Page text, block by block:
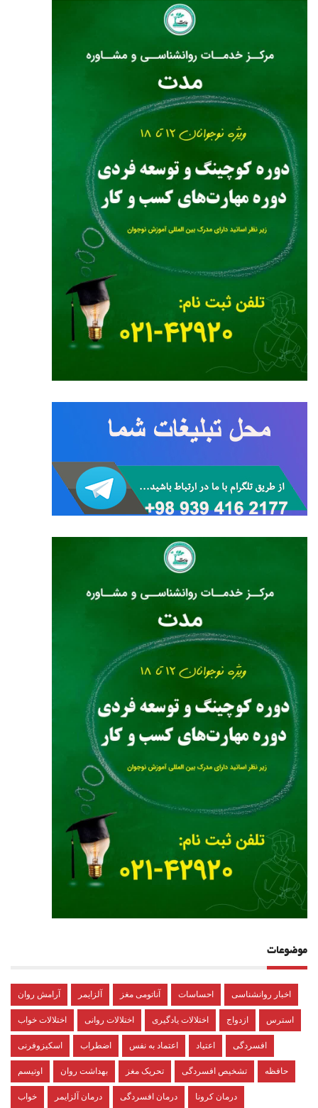
موضوعات
آرامش روان آلزایمر آناتومی مغز احساسات اخبار روانشناسی
اختلالات خواب اختلالات روانی اختلالات یادگیری ازدواج استرس
اسکیزوفرنی اضطراب اعتماد به نفس اعتیاد افسردگی
اوتیسم بهداشت روان تحریک مغز تشخیص افسردگی حافظه
خواب درمان آلزایمر درمان افسردگی درمان کرونا